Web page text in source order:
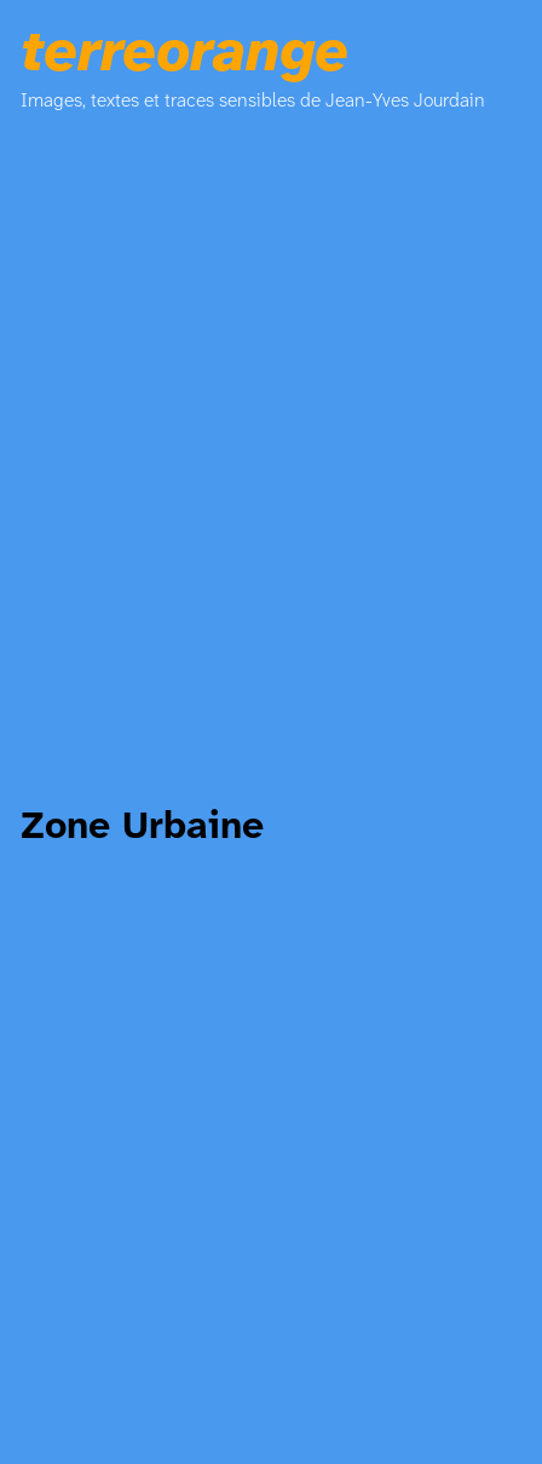
terreorange
Images, textes et traces sensibles de Jean-Yves Jourdain
Zone Urbaine